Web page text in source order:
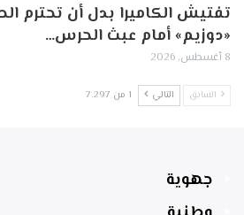
تفتيش الكاميرا بدل أن تحترم
«دوزيم» أمام عبث الحرس…
8 أغسطس, 2026
السابق التالي 1 من 7٬297
جهوية